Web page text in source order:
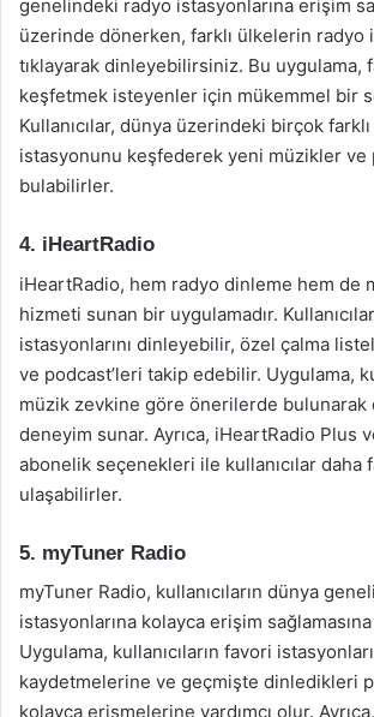
genelindeki radyo istasyonlarına erişim
üzerinde dönerken, farklı ülkelerin radyo
tıklayarak dinleyebilirsiniz. Bu uygulama,
keşfetmek isteyenler için mükemmel bir
Kullanıcılar, dünya üzerindeki birçok
istasyonunu keşfederek yeni müzikler ve
bulabilirler.
4. iHeartRadio
iHeartRadio, hem radyo dinleme hem de
hizmeti sunan bir uygulamadır.
istasyonlarını dinleyebilir, özel çalma
ve podcast’leri takip edebilir. Uygulama,
müzik zevkine göre önerilerde bulunarak
deneyim sunar. Ayrıca, iHeartRadio Plus
abonelik seçenekleri ile kullanıcılar daha
ulaşabilirler.
5. myTuner Radio
myTuner Radio, kullanıcıların dünya
istasyonlarına kolayca erişim sağlamasına
Uygulama, kullanıcıların favori
kaydetmelerine ve geçmişte dinledikleri
kolayca erişmelerine yardımcı olur.